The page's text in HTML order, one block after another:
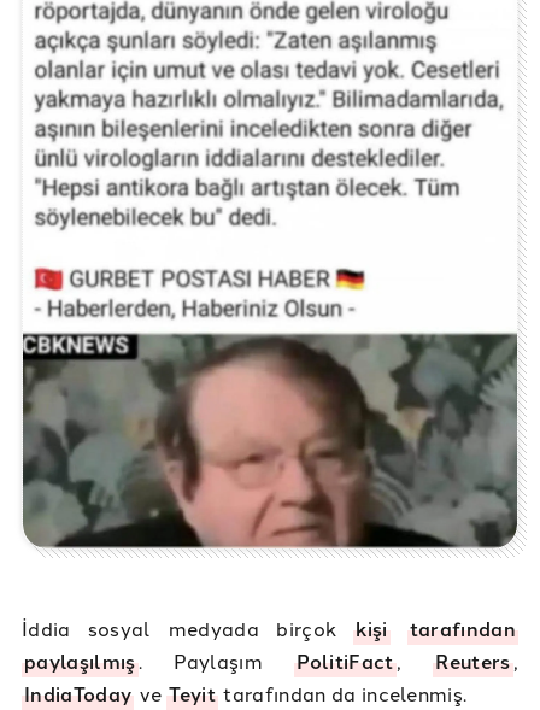
İddia sosyal medyada birçokkişi
tarafından
paylaşılmış. PaylaşımPolitiFact,Reuters,
IndiaToday veTeyit tarafından da incelenmiş.